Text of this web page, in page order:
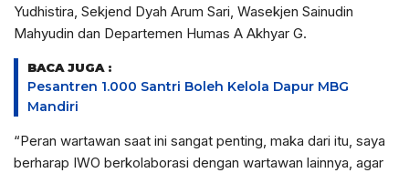
Yudhistira, Sekjend Dyah Arum Sari, Wasekjen Sainudin
Mahyudin dan Departemen Humas A Akhyar G.
BACA JUGA :
Pesantren 1.000 Santri Boleh Kelola Dapur MBG
Mandiri
“Peran wartawan saat ini sangat penting, maka dari itu, saya
berharap IWO berkolaborasi dengan wartawan lainnya, agar